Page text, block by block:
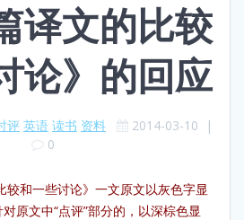
译文的比较
论》的回应
评 英语 读书 资料 2014-03-10 |
0
较和一些讨论》一文原文以灰色字显
原文中“点评”部分的，以深棕色显